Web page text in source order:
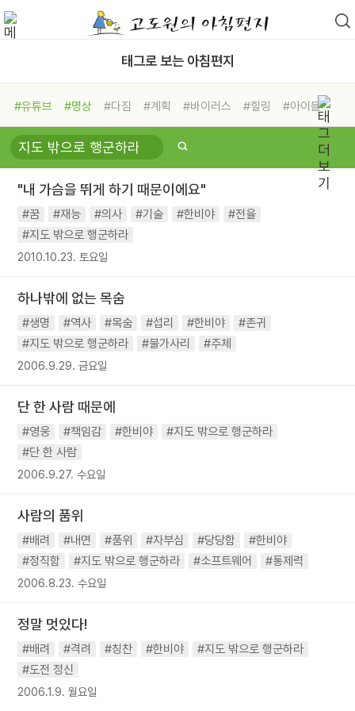
태그로 보는 아침편지
#유튜브 #명상 #다짐 #계획 #바이러스 #힐링
#아이들
#비전캠프
#독서캠프 #삶
#희망
#나눔 #친구 #링컨학교
#독서
#건강 #면역력
"내 가슴을 뛰게 하기 때문이에요"
#꿈 #재능 #의사 #기술 #한비야
#전율
#지도 밖으로 행군하라
2010.10.23. 토요일
하나밖에 없는 목숨
#생명 #역사 #목숨 #섭리 #한비야
#존귀
#지도 밖으로 행군하라
#불가사리 #주체
2006.9.29. 금요일
단 한 사람 때문에
#영웅 #책임감 #한비야
#지도 밖으로 행군하라
#단 한 사람
2006.9.27. 수요일
사람의 품위
#배려 #내면 #품위 #자부심 #당당함
#한비야
#정직함
#지도 밖으로 행군하라 #소프트웨어 #통제력
2006.8.23. 수요일
정말 멋있다!
#배려 #격려 #칭찬 #한비야
#지도 밖으로 행군하라
#도전 정신
2006.1.9. 월요일